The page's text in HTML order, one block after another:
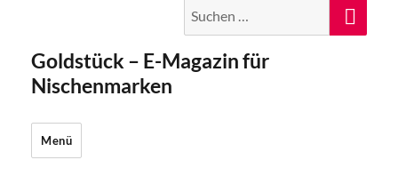
nach:
Goldstück – E-Magazin für
Nischenmarken
Menü